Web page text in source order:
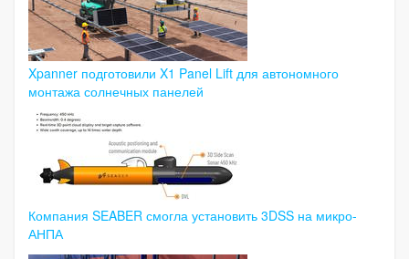
Xpanner подготовили X1 Panel Lift для автономного
монтажа солнечных панелей
Компания SEABER смогла установить 3DSS на микро-
АНПА